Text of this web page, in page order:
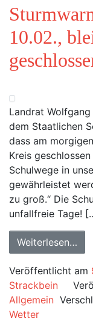
10.02.,
Landrat
dem Staatlichen
dass am
Kreis
Schulwege in
gewährleistet
zu groß.“ Die
unfallfreie Tage!
Weiterlesen…
Veröffentlicht am
Strackbein
Allgemein
Wetter